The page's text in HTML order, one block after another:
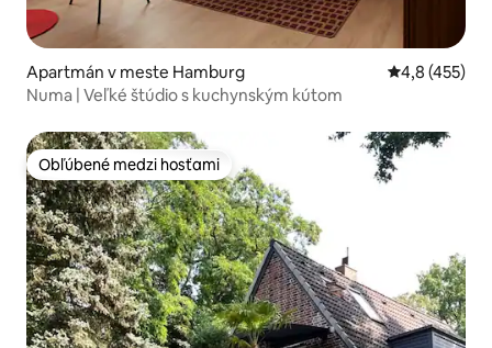
Apartmán v meste Hamburg Priemerné
4,8 (455)
Numa | Veľké štúdio s kuchynským kútom
Obľúbené medzi hosťami
Obľúbené medzi hosťami